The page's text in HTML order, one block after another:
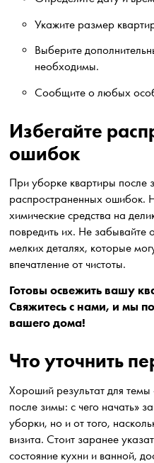
Укажите размер
Выберите
необходимы.
Сообщите о любых
Избегайте
ошибок
При уборке квартиры после
распространенных ошибок.
химические средства на
повредить их. Не забывайте
мелких деталях, которые
впечатление от чистоты.
Готовы освежить вашу
Свяжитесь с нами, и мы
вашего дома!
Что уточнить
Хороший результат для
после зимы: с чего начать»
уборки, но и от того,
визита. Стоит заранее
состояние кухни и ванной,